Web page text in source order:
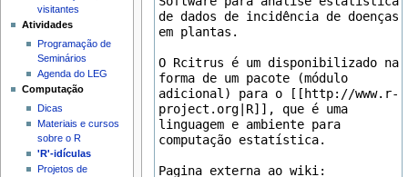
visitantes
Atividades
Programação de
Seminários
Agenda do LEG
Computação
Dicas
Materiais e cursos
sobre o R
'R'-idículas
Projetos de